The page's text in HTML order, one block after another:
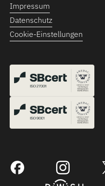
Impressum
Datenschutz
Cookie-Einstellungen